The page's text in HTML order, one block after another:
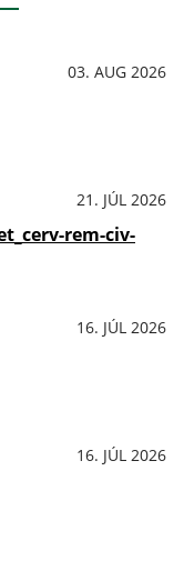
03. AUG 2026
21. JÚL 2026
rem-civ-
16. JÚL 2026
16. JÚL 2026